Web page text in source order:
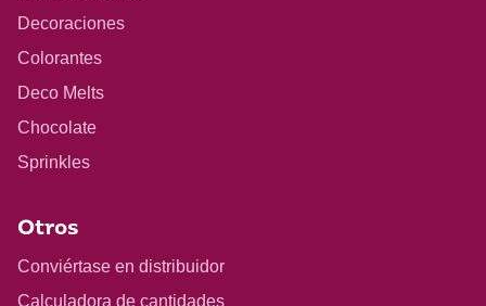
Decoraciones
Colorantes
Deco Melts
Chocolate
Sprinkles
Otros
Conviértase en distribuidor
Calculadora de cantidades